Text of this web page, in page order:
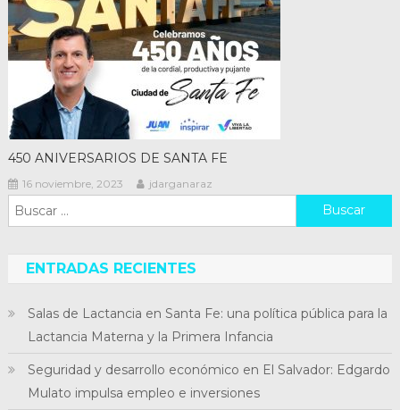
450 ANIVERSARIOS DE SANTA FE
16 noviembre, 2023 jdarganaraz
Buscar:
ENTRADAS RECIENTES
Salas de Lactancia en Santa Fe: una política pública para la
Lactancia Materna y la Primera Infancia
Seguridad y desarrollo económico en El Salvador: Edgardo
Mulato impulsa empleo e inversiones